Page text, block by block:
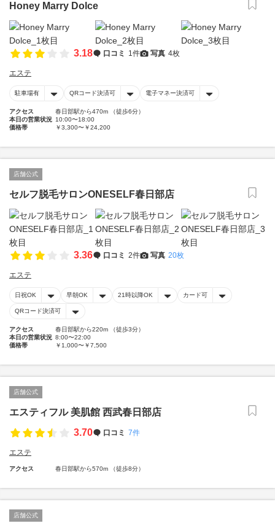
Honey Marry Dolce
3.18 口コミ 1件 写真 4枚
エステ
駐車場有 QRコード決済可 電子マネー決済可
アクセス
春日部駅から470m （徒歩6分）
本日の営業状況 10:00〜18:00
価格帯
￥3,300〜￥24,200
店舗公式
セルフ脱毛サロンONESELF春日部店
3.36 口コミ 2件 写真 20枚
エステ
日祝OK 早朝OK 21時以降OK カード可
QRコード決済可
アクセス
春日部駅から220m （徒歩3分）
本日の営業状況 8:00〜22:00
価格帯
￥1,000〜￥7,500
店舗公式
エスティフル 美肌館 西武春日部店
3.70
口コミ 7件
エステ
アクセス 春日部駅から570m （徒歩8分）
店舗公式